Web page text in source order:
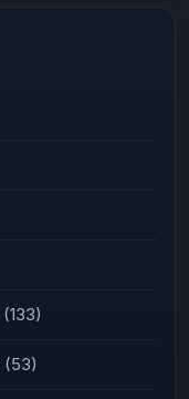
(133)
(53)